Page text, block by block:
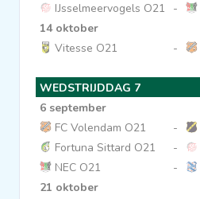
IJsselmeervogels O21
-
14 oktober
Vitesse O21
-
WEDSTRIJDDAG 7
6 september
FC Volendam O21
-
Fortuna Sittard O21
-
NEC O21
-
21 oktober